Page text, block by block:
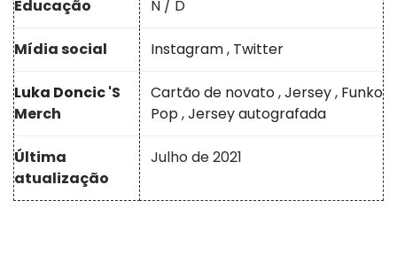
Educação N / D
Mídia social Instagram, Twitter
Luka Doncic'S
Merch
Cartão de novato,Jersey, Funko
Pop,Jersey autografada
Última
atualização
Julho de 2021